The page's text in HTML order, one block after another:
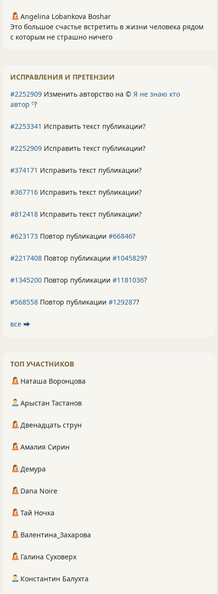
Angelina Lobankova Boshar
Это большое счастье встретить в жизни человека рядом
с которым не страшно ничего
ИСПРАВЛЕНИЯ И ПРЕТЕНЗИИ
#2252909 Изменить авторство на © Я не знаю кто
автор 0?
#2253341 Исправить текст публикации?
#2252909 Исправить текст публикации?
#374171 Исправить текст публикации?
#367716 Исправить текст публикации?
#812418 Исправить текст публикации?
#623173 Повтор публикации #66846?
#2217408 Повтор публикации #1045829?
#1345200 Повтор публикации #1181036?
#568558 Повтор публикации #129287?
все ⮕
ТОП УЧАСТНИКОВ
Наташа Воронцова
Арыстан Тастанов
Двенадцать струн
Амалия Сирин
Демура
Dana Noire
Тай Ночка
Валентина_Захарова
Галина Суховерх
Константин Балухта